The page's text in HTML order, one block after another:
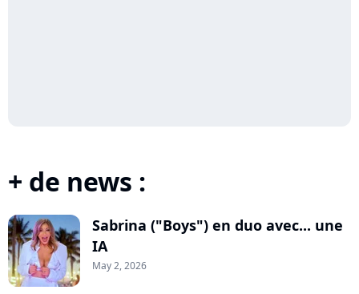
+ de news :
Sabrina ("Boys") en duo avec... une
IA
May 2, 2026